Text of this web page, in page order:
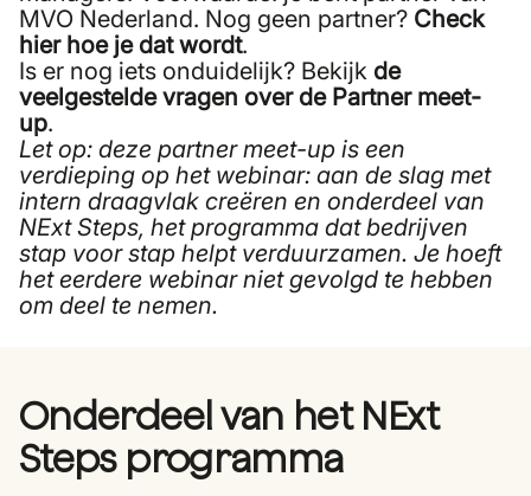
MVO Nederland. Nog geen partner? Check
hier hoe je dat wordt.
Is er nog iets onduidelijk? Bekijk de
veelgestelde vragen over de Partner meet-
up.
Let op: deze partner meet-up is een
verdieping op het webinar: aan de slag met
intern draagvlak creëren en onderdeel van
NExt Steps, het programma dat bedrijven
stap voor stap helpt verduurzamen. Je hoeft
het eerdere webinar niet gevolgd te hebben
om deel te nemen.
Onderdeel van het NExt
Steps programma